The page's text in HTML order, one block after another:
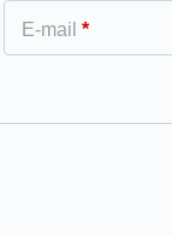
E-mail *